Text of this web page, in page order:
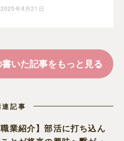
らない。クセ強義母に抗
2025年8月21日
いた記事をもっと見る
連記事
職業紹介】部活に打ち込ん